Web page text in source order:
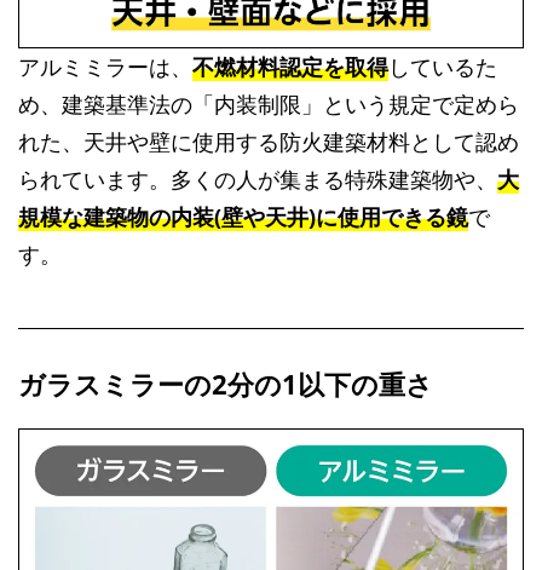
アルミミラーは、 不燃材料認定を取得しているた
め、建築基準法の「内装制限」という規定で定めら
れた、天井や壁に使用する防火建築材料として認め
られています。多くの人が集まる特殊建築物や、 大
規模な建築物の内装(壁や天井)に使用できる鏡で
す。
ガラスミラーの2分の1以下の重さ